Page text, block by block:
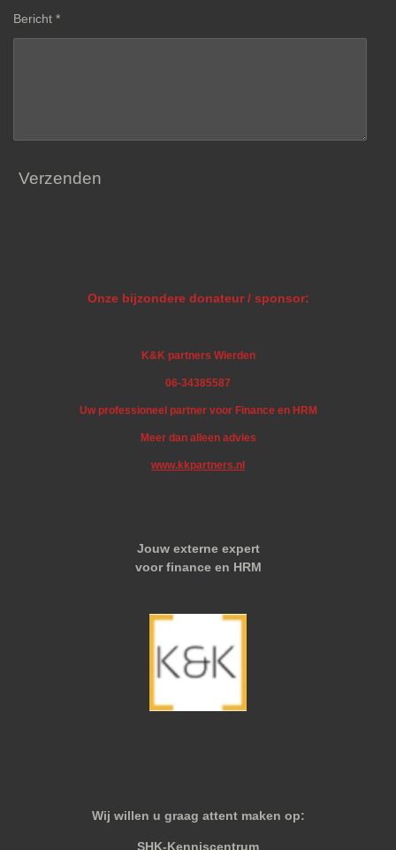
Bericht *
Verzenden
Onze bijzondere donateur / sponsor:
K&K partners Wierden
06-34385587
Uw professioneel partner voor Finance en HRM
Meer dan alleen advies
www.kkpartners.nl
Jouw externe expert
voor finance en HRM
Wij willen u graag attent maken op:
SHK-Kenniscentrum